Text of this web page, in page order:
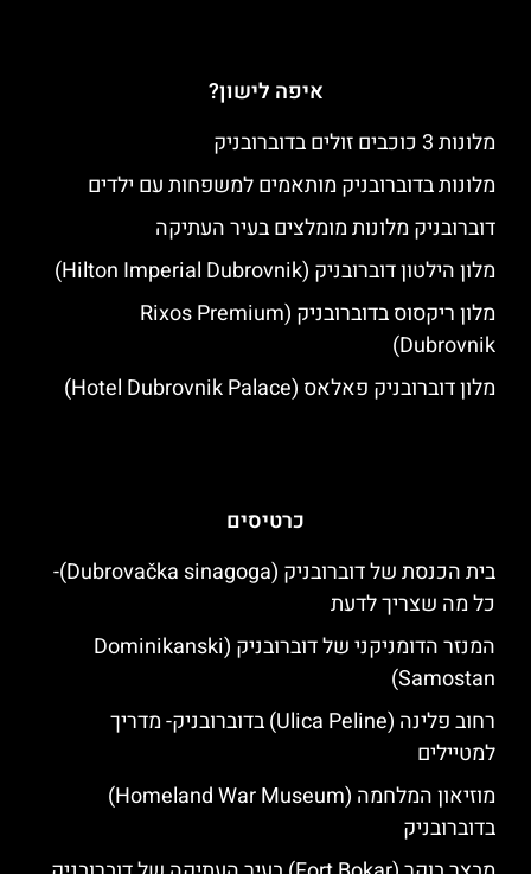
איפה לישון?
מלונות 3 כוכבים זולים בדוברובניק
מלונות בדוברובניק מותאמים למשפחות עם ילדים
דוברובניק מלונות מומלצים בעיר העתיקה
מלון הילטון דוברובניק (Hilton Imperial Dubrovnik)
מלון ריקסוס בדוברובניק (Rixos Premium
Dubrovnik)
מלון דוברובניק פאלאס (Hotel Dubrovnik Palace)
כרטיסים
בית הכנסת של דוברובניק (Dubrovačka sinagoga)-
כל מה שצריך לדעת
המנזר הדומניקני של דוברובניק (Dominikanski
Samostan)
רחוב פלינה (Ulica Peline) בדוברובניק- מדריך
למטיילים
מוזיאון המלחמה (Homeland War Museum)
בדוברובניק